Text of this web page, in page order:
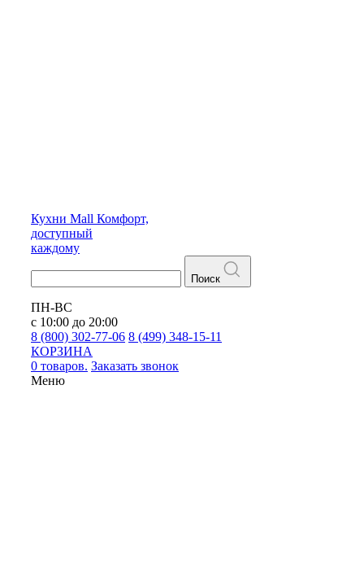
Кухни Mall Комфорт,
доступный
каждому
Поиск
ПН-ВС
с 10:00 до 20:00
8 (800) 302-77-06 8 (499) 348-15-11
КОРЗИНА
0 товаров. Заказать звонок
Меню